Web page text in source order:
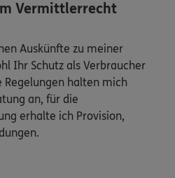
Vermittlerrecht
Auskünfte zu meiner
Ihr Schutz als Verbraucher
Regelungen halten mich
an, für die
erhalte ich Provision,